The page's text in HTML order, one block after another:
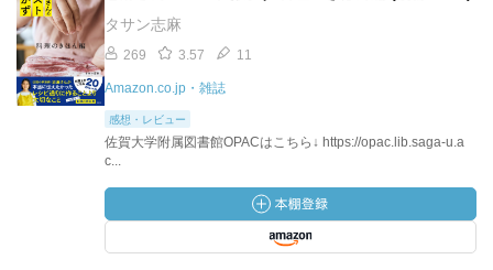
タサン志麻
269 3.57 11
Amazon.co.jp・雑誌
感想・レビュー
佐賀大学附属図書館OPACはこちら↓ https://opac.lib.saga-u.a
c...